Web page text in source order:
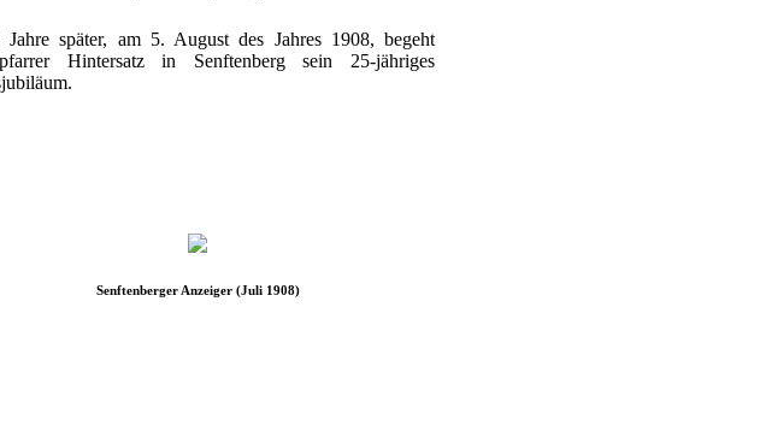
Jahre später, am 5. August des Jahres 1908, begeht
Hintersatz in Senftenberg sein 25-jähriges
Senftenberger Anzeiger (Juli 1908)